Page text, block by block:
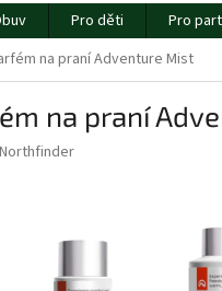
Pro děti Pro
na praní Adventure Mist
na praní
Northfinder